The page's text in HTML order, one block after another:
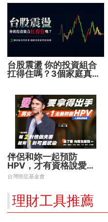
台股震盪 你的投資組合
扛得住嗎？3個家庭真實
伴侶和妳一起預防
HPV，才有資格說愛
妳！
台灣癌症基金會
理財工具推薦